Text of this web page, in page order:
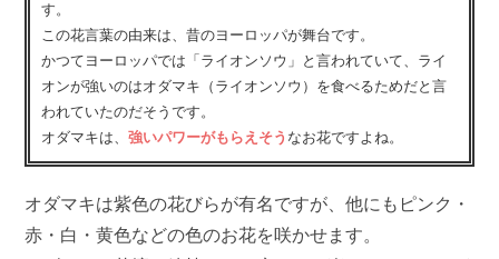
す。
この花言葉の由来は、昔のヨーロッパが舞台です。
かつてヨーロッパでは「ライオンソウ」と言われていて、ライ
オンが強いのはオダマキ（ライオンソウ）を食べるためだと言
われていたのだそうです。
オダマキは、強いパワーがもらえそう なお花ですよね。
オダマキは紫色の花びらが有名ですが、他にもピンク・
赤・白・黄色などの色のお花を咲かせます。